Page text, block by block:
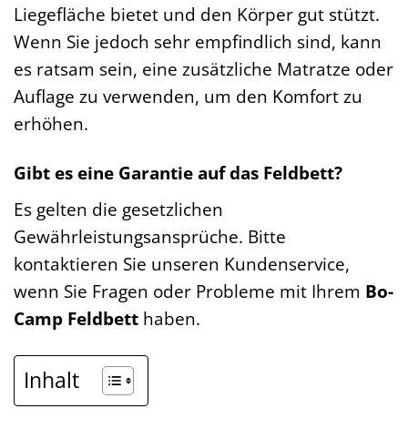
Liegefläche bietet und den Körper gut stützt.
Wenn Sie jedoch sehr empfindlich sind, kann
es ratsam sein, eine zusätzliche Matratze oder
Auflage zu verwenden, um den Komfort zu
erhöhen.
Gibt es eine Garantie auf das Feldbett?
Es gelten die gesetzlichen
Gewährleistungsansprüche. Bitte
kontaktieren Sie unseren Kundenservice,
wenn Sie Fragen oder Probleme mit Ihrem Bo-
Camp Feldbett haben.
Inhalt